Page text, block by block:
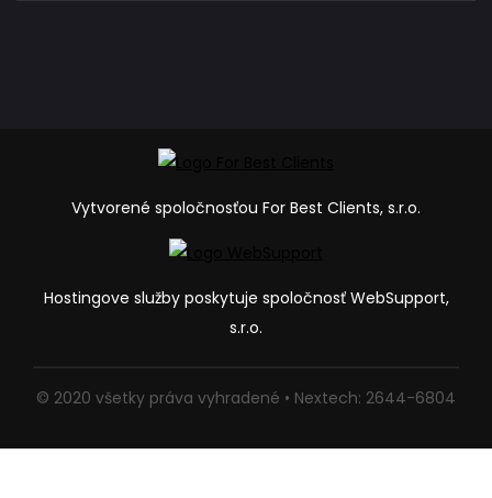
Vytvorené spoločnosťou For Best Clients, s.r.o.
Hostingove služby poskytuje spoločnosť WebSupport,
s.r.o.
© 2020 všetky práva vyhradené • Nextech: 2644-6804